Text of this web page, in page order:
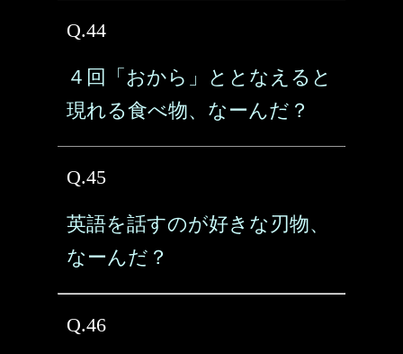
Q.44
４回「おから」ととなえると
現れる食べ物、なーんだ？
Q.45
英語を話すのが好きな刃物、
なーんだ？
Q.46